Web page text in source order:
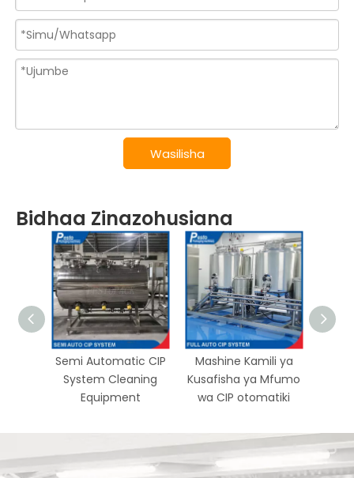
Wasilisha
Bidhaa Zinazohusiana
Semi Automatic CIP
System Cleaning
Equipment
Mashine Kamili ya
Kusafisha ya Mfumo
wa CIP otomatiki